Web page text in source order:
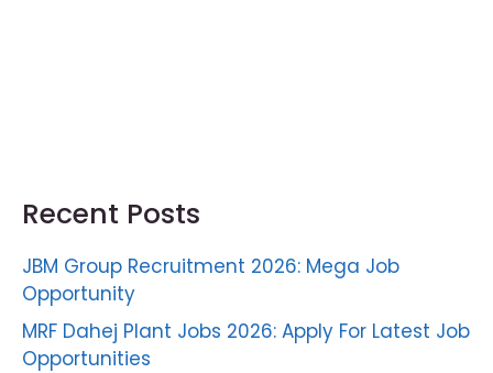
Recent Posts
JBM Group Recruitment 2026: Mega Job
Opportunity
MRF Dahej Plant Jobs 2026: Apply For Latest Job
Opportunities